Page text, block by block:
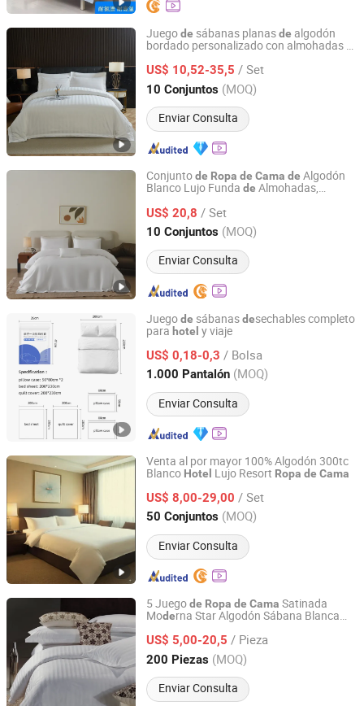
Juegode sábanas planasde algodón
bordado personalizado con almohadas y
saténde hotel
US$ 10,52-35,5 / Set
10 Conjuntos (MOQ)
Enviar Consulta
Shanghai General Textile Co., Ltd.
Shanghai, China Desde 2018
Conjuntode Ropa de Cama de Algodón
Blanco Lujo Funda de Almohadas,
para Varias Tamaños, Sábanas
Dormitorio
US$ 20,8 / Set
10 Conjuntos (MOQ)
Enviar Consulta
Haining Qingliang Textile Co., Ltd.
Zhejiang, China Desde 2025
Juegode sábanasdesechables completo
para hotel y viaje
US$ 0,18-0,3 / Bolsa
1.000 Pantalón (MOQ)
Enviar Consulta
AnQing Jiaxin Medical Technology Co., Ltd.
Anhui, China Desde 2019
Venta al por mayor 100% Algodón 300tc
Blanco Hotel Lujo Resort Ropa de Cama
US$ 8,00-29,00 / Set
50 Conjuntos (MOQ)
Enviar Consulta
Laiwu Trustworthy Import and Export Co., Ltd.
Shandong, China Desde 2006
5 Juegode Ropa de Cama Satinada
Moderna Star Algodón Sábana Blanca
Almohada para Hoteles
US$ 5,00-20,5 / Pieza
200 Piezas (MOQ)
Enviar Consulta
Nantong Gaoxin Home Furnishing Co., Ltd.
Jiangsu, China Desde 2025